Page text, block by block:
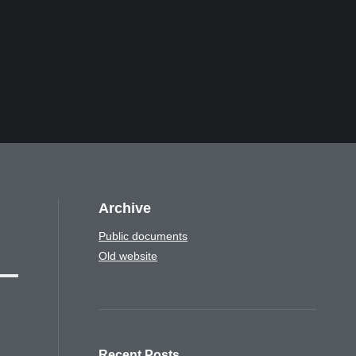
Archive
Public documents
Old website